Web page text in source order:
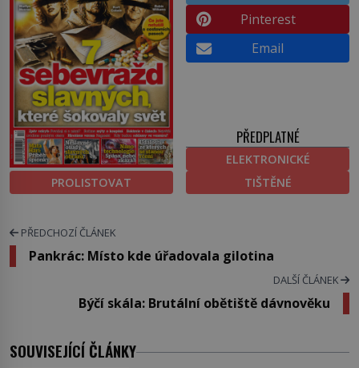
PROLISTOVAT
Pinterest
Email
PŘEDPLATNÉ
ELEKTRONICKÉ
TIŠTĚNÉ
PŘEDCHOZÍ ČLÁNEK
Pankrác: Místo kde úřadovala gilotina
DALŠÍ ČLÁNEK
Býčí skála: Brutální obětiště dávnověku
SOUVISEJÍCÍ ČLÁNKY